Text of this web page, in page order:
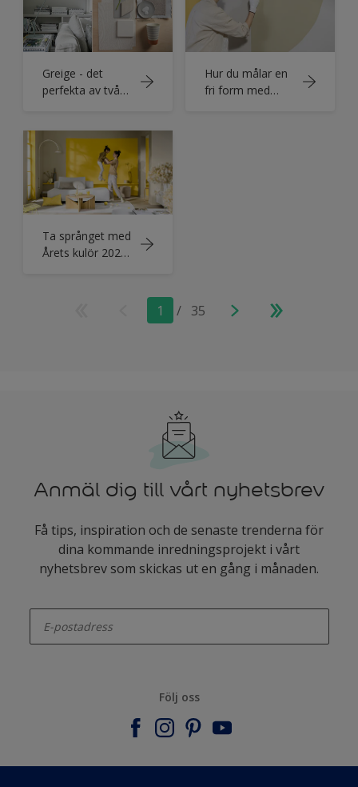
Greige - det
perfekta av två
Hur du målar en
fri form med
Ta språnget med
Årets kulör 2025,
1 / 35
Anmäl dig till vårt nyhetsbrev
Få tips, inspiration och de senaste trenderna för
dina kommande inredningsprojekt i vårt
nyhetsbrev som skickas ut en gång i månaden.
Följ oss